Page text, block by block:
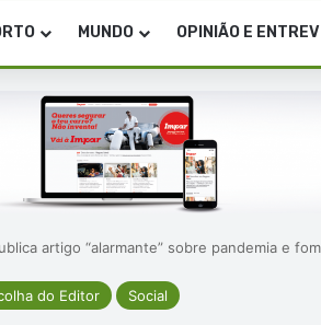
MUNDO OPINIÃO E
artigo “alarmante” sobre pandemia e
do Editor Social